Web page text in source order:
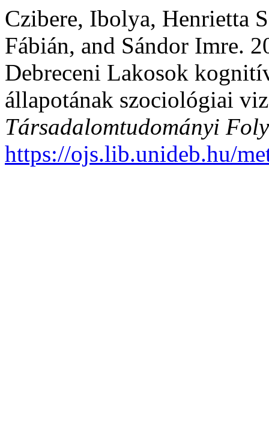
Czibere, Ibolya, Henrietta
Fábián, and Sándor Imre.
Debreceni Lakosok
állapotának szociológiai
Társadalomtudományi
https://ojs.lib.unideb.hu/